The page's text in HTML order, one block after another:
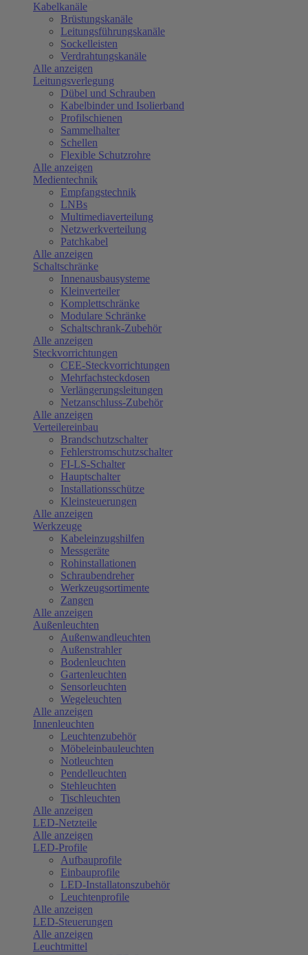
Kabelkanäle
Brüstungskanäle
Leitungsführungskanäle
Sockelleisten
Verdrahtungskanäle
Alle anzeigen
Leitungsverlegung
Dübel und Schrauben
Kabelbinder und Isolierband
Profilschienen
Sammelhalter
Schellen
Flexible Schutzrohre
Alle anzeigen
Medientechnik
Empfangstechnik
LNBs
Multimediaverteilung
Netzwerkverteilung
Patchkabel
Alle anzeigen
Schaltschränke
Innenausbausysteme
Kleinverteiler
Komplettschränke
Modulare Schränke
Schaltschrank-Zubehör
Alle anzeigen
Steckvorrichtungen
CEE-Steckvorrichtungen
Mehrfachsteckdosen
Verlängerungsleitungen
Netzanschluss-Zubehör
Alle anzeigen
Verteilereinbau
Brandschutzschalter
Fehlerstromschutzschalter
FI-LS-Schalter
Hauptschalter
Installationsschütze
Kleinsteuerungen
Alle anzeigen
Werkzeuge
Kabeleinzugshilfen
Messgeräte
Rohinstallationen
Schraubendreher
Werkzeugsortimente
Zangen
Alle anzeigen
Außenleuchten
Außenwandleuchten
Außenstrahler
Bodenleuchten
Gartenleuchten
Sensorleuchten
Wegeleuchten
Alle anzeigen
Innenleuchten
Leuchtenzubehör
Möbeleinbauleuchten
Notleuchten
Pendelleuchten
Stehleuchten
Tischleuchten
Alle anzeigen
LED-Netzteile
Alle anzeigen
LED-Profile
Aufbauprofile
Einbauprofile
LED-Installatonszubehör
Leuchtenprofile
Alle anzeigen
LED-Steuerungen
Alle anzeigen
Leuchtmittel